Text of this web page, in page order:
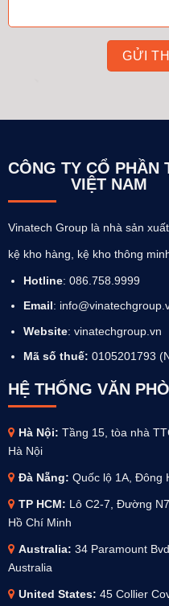
CÔNG TY CỔ
VIỆT NAM
Vinatech Group là nhà sản
kệ kho hàng, kệ kho thông
Hotline: 086.758.9999
Email:
Website: vinatechgroup.vn
Mã số thuế: 0105201793
HỆ THỐNG VĂN
Hà Nội: Tầng 15, tòa nhà
Hà Nội
Đà Nẵng: Quốc lộ 1A, Đông
TP HCM: Lô C2-7, Đường
Hồ Chí Minh
Australia: 34 Paramount
Australia
United States: 45 Collier